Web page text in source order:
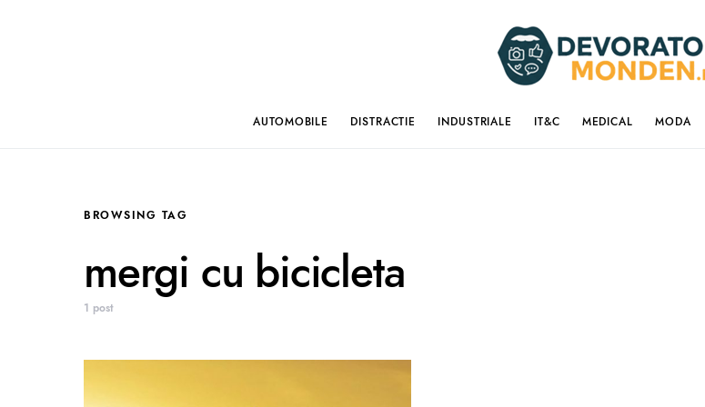
AUTOMOBILE DISTRACTIE INDUSTRIALE IT&C MEDICAL MODA
BROWSING TAG
mergi cu bicicleta
1 post